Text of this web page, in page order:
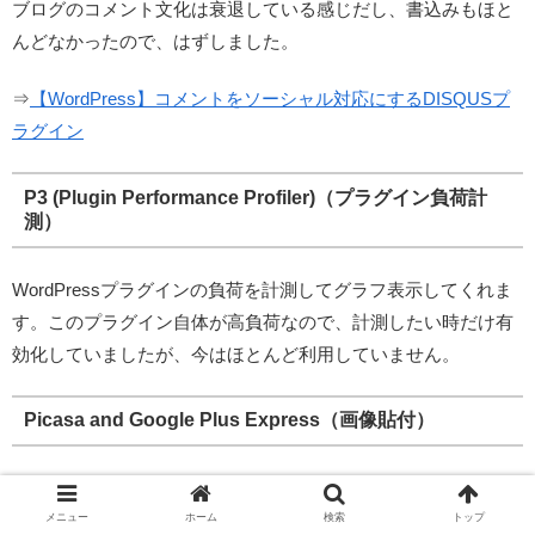
ブログのコメント文化は衰退している感じだし、書込みもほと
んどなかったので、はずしました。
⇒ 【WordPress】コメントをソーシャル対応にするDISQUSプ
ラグイン
P3 (Plugin Performance Profiler)（プラグイン負荷計
測）
WordPressプラグインの負荷を計測してグラフ表示してくれま
す。このプラグイン自体が高負荷なので、計測したい時だけ有
効化していましたが、今はほとんど利用していません。
Picasa and Google Plus Express（画像貼付）
このブログはPicasaにある写真・画像を貼り付けているため、
以前はよく利用していました。しかしバージョンアップなどで
メニュー ホーム 検索 トップ